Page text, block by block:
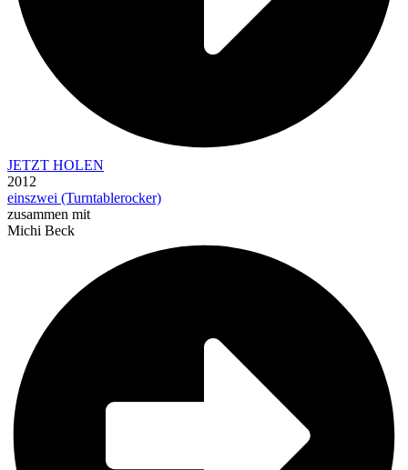
JETZT HOLEN
2012
einszwei (Turntablerocker)
zusammen mit
Michi Beck